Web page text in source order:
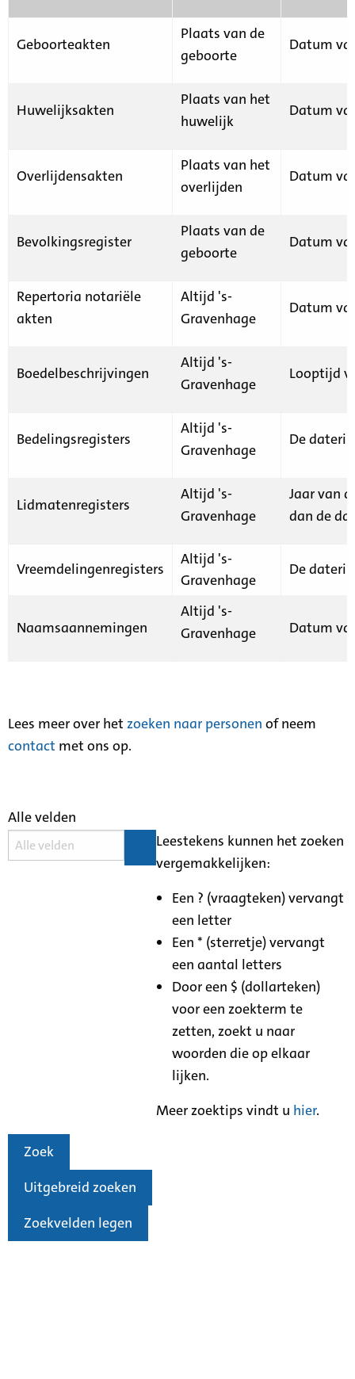
Geboorteakten
Plaats van de
geboorte
Datum
Huwelijksakten
Plaats van het
huwelijk
Datum
Overlijdensakten
Plaats van het
overlijden
Datum
Bevolkingsregister
Plaats van de
geboorte
Datum
Repertoria notariële
akten
Altijd 's-
Gravenhage
Datum
Boedelbeschrijvingen
Altijd 's-
Gravenhage
Looptijd
Bedelingsregisters
Altijd 's-
Gravenhage
De
Lidmatenregisters
Altijd 's-
Gravenhage
Jaar van
dan de
Vreemdelingenregisters
Altijd 's-
Gravenhage
De
Naamsaannemingen
Altijd 's-
Gravenhage
Datum
Lees meer over het zoeken naar personen of neem
contact met ons op.
Alle velden
Leestekens kunnen het zoeken
vergemakkelijken:
Een ? (vraagteken) vervangt
een letter
Een * (sterretje) vervangt
een aantal letters
Door een $ (dollarteken)
voor een zoekterm te
zetten, zoekt u naar
woorden die op elkaar
lijken.
Meer zoektips vindt u hier.
Zoek
Uitgebreid zoeken
Zoekvelden legen